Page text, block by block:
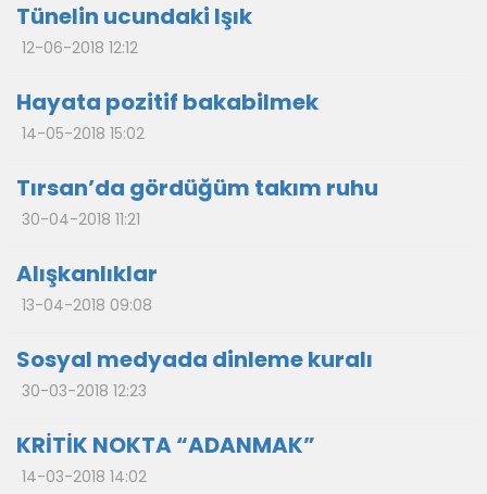
Tünelin ucundaki Işık
12-06-2018 12:12
Hayata pozitif bakabilmek
14-05-2018 15:02
Tırsan’da gördüğüm takım ruhu
30-04-2018 11:21
Alışkanlıklar
13-04-2018 09:08
Sosyal medyada dinleme kuralı
30-03-2018 12:23
KRİTİK NOKTA “ADANMAK”
14-03-2018 14:02